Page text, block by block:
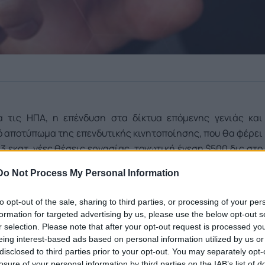
Not Process My Personal Information
opt-out of the sale, sharing to third parties, or processing of your
for targeted advertising by us, please use the below opt-out
selection. Please note that after your opt-out request is processed
interest-based ads based on personal information utilized by us
to third parties prior to your opt-out. You may separately
ΗΠΑ, η επένδυση στα δίκτυα επόμενης γενιάς και
αποτύπωμα της επενδυτικής κινητοποίησης, που θα φέρει
εκατ. νέες θέσεις εργασίας, τονωτική ένεση $500 δις στο
$160 δις.
μπορούσαν να ενισχύσουν το ΑΕΠ της χώρας κατά $500
(Economic and Societal Impact of Investing in 5G
ηλεκτρονικών επικοινωνιών στις ΗΠΑ θα προχωρήσουν
δις, χτίζοντας τα δίκτυα και τις υποδομές για το 5G.